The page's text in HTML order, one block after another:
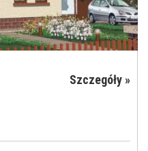
Szczegóły »